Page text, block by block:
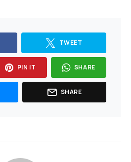
TWEET
PIN IT SHARE
SHARE